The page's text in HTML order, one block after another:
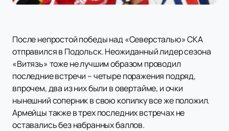
После непростой победы над «Северсталью» СКА
отправился в Подольск. Неожиданный лидер сезона
«Витязь» тоже не лучшим образом проводил
последние встречи – четыре поражения подряд,
впрочем, два из них были в овертайме, и очки
нынешний соперник в свою копилку все же положил.
Армейцы также в трех последних встречах не
оставались без набранных баллов.